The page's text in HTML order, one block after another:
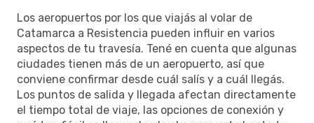
Los aeropuertos por los que viajás al volar de
Catamarca a Resistencia pueden influir en varios
aspectos de tu travesía. Tené en cuenta que algunas
ciudades tienen más de un aeropuerto, así que
conviene confirmar desde cuál salís y a cuál llegás.
Los puntos de salida y llegada afectan directamente
el tiempo total de viaje, las opciones de conexión y